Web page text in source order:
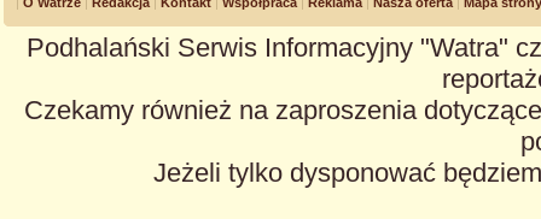
Podhalański Serwis Informacyjny "Watra"
Czekamy również na zaproszenia
Jeżeli tylko dysponować